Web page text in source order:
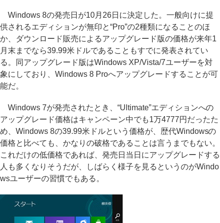
Windows 8の発売日が10月26日に決定した。一般向けに提
供されるエディションが無印と“Pro”の2種類になることのほ
か、ダウンロード販売によるアップグレード版の価格が来年1
月末までなら39.99米ドルであることもすでに発表されてい
る。同アップグレード版はWindows XP/Vista/7ユーザーを対
象にしており、Windows 8 Proへアップグレードすることが可
能だ。
Windows 7が発売されたとき、“Ultimate”エディションへの
アップグレード価格はキャンペーン中でも1万4777円だったた
め、Windows 8の39.99米ドルという価格が、歴代Windowsの
価格と比べても、かなりの破格であることは言うまでもない。
これだけの低価格であれば、発売日当日にアップグレードする
人も多くなりそうだが、しばらく様子を見るというのがWindo
wsユーザーの習慣でもある。